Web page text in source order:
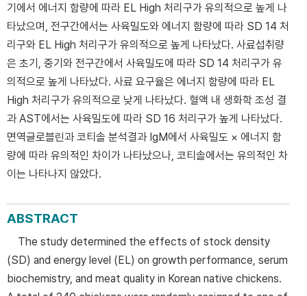
기에서 에너지 함량에 따라 EL High 처리구가 유의적으로 높게 나
타났으며, 전구간에서는 사육밀도와 에너지 함량에 따라 SD 14 처
리구와 EL High 처리구가 유의적으로 높게 나타났다. 사료섭취량
은 초기, 중기와 전구간에서 사육밀도에 따라 SD 14 처리구가 유
의적으로 높게 나타났다. 사료 요구율은 에너지 함량에 따라 EL
High 처리구가 유의적으로 낮게 나타났다. 혈액 내 생화학 조성 결
과 AST에서는 사육밀도에 따라 SD 16 처리구가 높게 나타났다.
면역글로블린과 코티솔 분석결과 IgM에서 사육밀도 × 에너지 함
량에 따라 유의적인 차이가 나타났으나, 코티솔에서는 유의적인 차
이는 나타나지 않았다.
ABSTRACT
The study determined the effects of stock density
(SD) and energy level (EL) on growth performance, serum
biochemistry, and meat quality in Korean native chickens.